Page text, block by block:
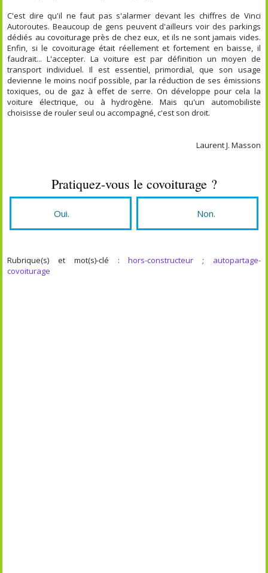
C'est dire qu'il ne faut pas s'alarmer devant les chiffres de Vinci
Autoroutes. Beaucoup de gens peuvent d'ailleurs voir des parkings
dédiés au covoiturage près de chez eux, et ils ne sont jamais vides.
Enfin, si le covoiturage était réellement et fortement en baisse, il
faudrait... L'accepter. La voiture est par définition un moyen de
transport individuel. Il est essentiel, primordial, que son usage
devienne le moins nocif possible, par la réduction de ses émissions
toxiques, ou de gaz à effet de serre. On développe pour cela la
voiture électrique, ou à hydrogène. Mais qu'un automobiliste
choisisse de rouler seul ou accompagné, c'est son droit.
Laurent J. Masson
Pratiquez-vous le covoiturage ?
Oui. Non.
Rubrique(s) et mot(s)-clé :hors-constructeur ; autopartage-
covoiturage